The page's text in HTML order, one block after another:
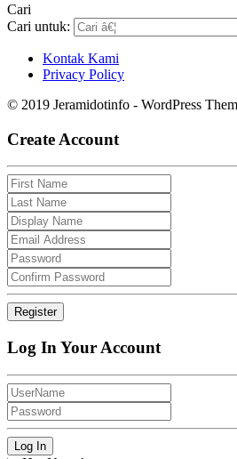
Cari
Cari untuk:
Kontak Kami
Privacy Policy
© 2019 Jeramidotinfo - WordPress
Create Account
Log In Your Account